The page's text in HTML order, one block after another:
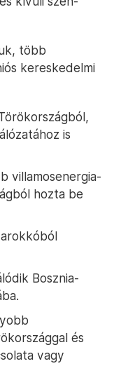
több
kereskedelmi
is
villamosenergia-
hozta be
Bosznia-
és
vagy